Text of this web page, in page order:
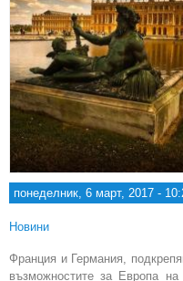
понеделник, 6 март, 2017 -
Новини
Франция и Германия,
възможностите за Европа